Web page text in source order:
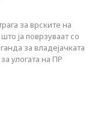
за врските на
ја поврзуваат со
за владејачката
улогата на ПР